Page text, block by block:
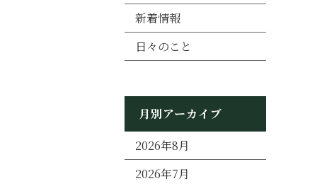
新着情報
日々のこと
月別アーカイブ
2026年8月
2026年7月